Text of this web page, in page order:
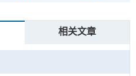
相关文章